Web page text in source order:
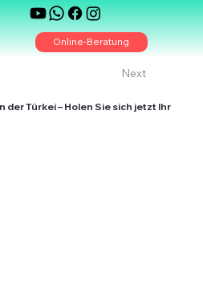
Online-Beratung
Next
Türkei – Holen Sie sich jetzt Ihr